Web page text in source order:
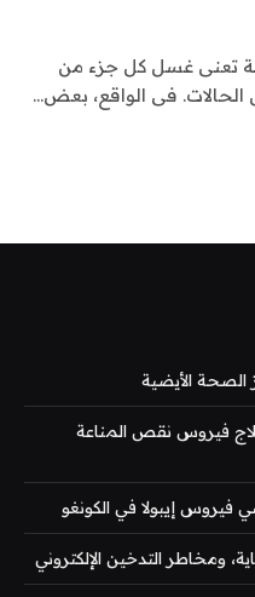
تعنى غسل كل جزء من
فى الواقع، بعض…
الصحة الأيضية
فيروس نقص المناعة
ومخاطر التدخين الإلكتروني